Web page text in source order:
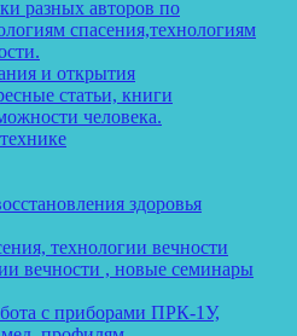
разных авторов по
спасения,технологиям
и открытия
статьи, книги
человека.
здоровья
технологии вечности
вечности , новые семинары
с приборами ПРК-1У,